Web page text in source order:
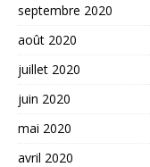
septembre 2020
août 2020
juillet 2020
juin 2020
mai 2020
avril 2020